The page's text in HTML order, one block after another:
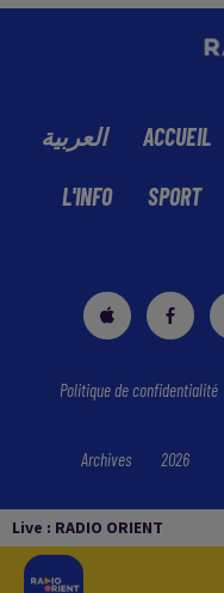
Live : RADIO ORIENT
العربية ACCUEIL
L'INFO SPORT
Politique de confidentialité
Archives 2026